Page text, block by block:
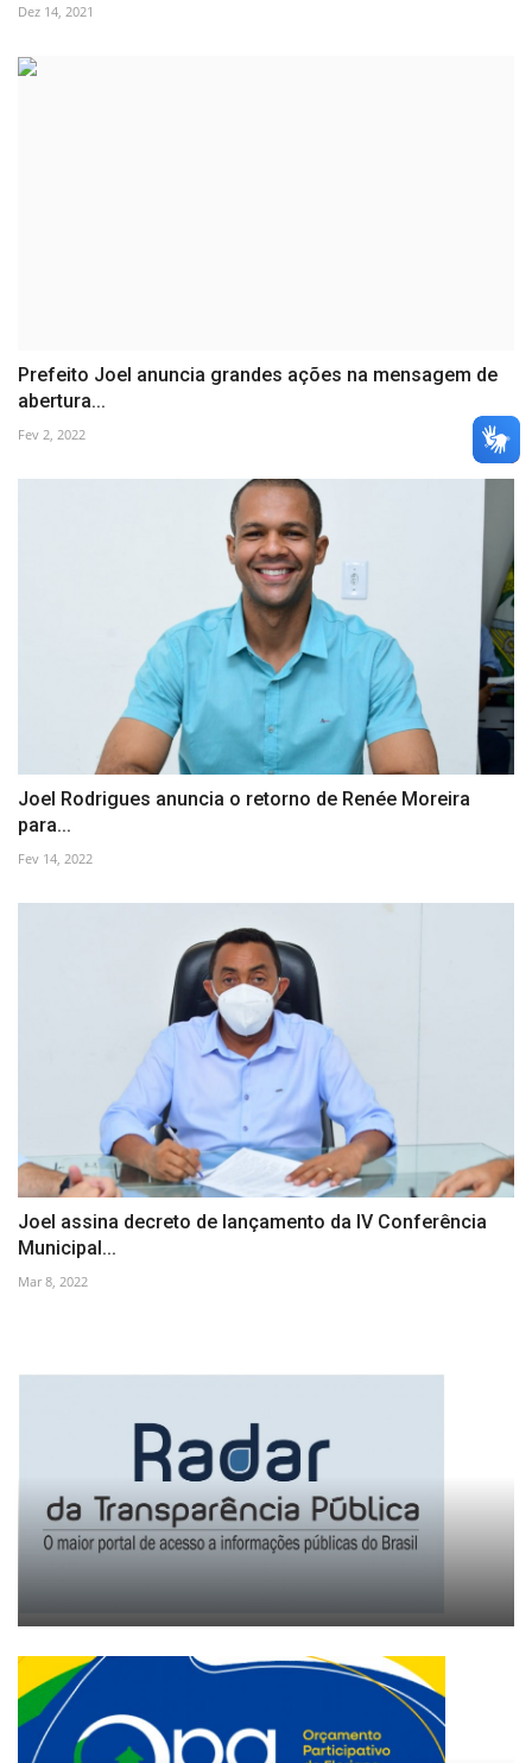
Dez 14, 2021
Prefeito Joel anuncia grandes ações na mensagem de
abertura...
Fev 2, 2022
Joel Rodrigues anuncia o retorno de Renée Moreira
para...
Fev 14, 2022
Joel assina decreto de lançamento da IV Conferência
Municipal...
Mar 8, 2022